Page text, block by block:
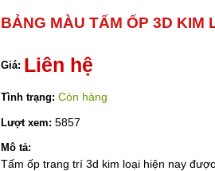
BẢNG MÀU TẤM ỐP 3D KIM
Giá: Liên hệ
Tình trạng: Còn hàng
Lượt xem: 5857
Mô tả:
Tấm ốp trang trí 3d kim loại hiện nay